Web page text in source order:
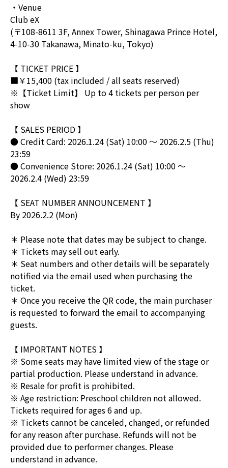
・Venue
Club eX
(〒108-8611 3F, Annex Tower, Shinagawa Prince Hotel,
4-10-30 Takanawa, Minato-ku, Tokyo)
【 TICKET PRICE 】
■￥15,400 (tax included / all seats reserved)
※【Ticket Limit】 Up to 4 tickets per person per
show
【 SALES PERIOD 】
● Credit Card: 2026.1.24 (Sat) 10:00 ～ 2026.2.5 (Thu)
23:59
● Convenience Store: 2026.1.24 (Sat) 10:00 ～
2026.2.4 (Wed) 23:59
【 SEAT NUMBER ANNOUNCEMENT 】
By 2026.2.2 (Mon)
＊ Please note that dates may be subject to change.
＊ Tickets may sell out early.
＊ Seat numbers and other details will be separately
notified via the email used when purchasing the
ticket.
＊ Once you receive the QR code, the main purchaser
is requested to forward the email to accompanying
guests.
【 IMPORTANT NOTES 】
※ Some seats may have limited view of the stage or
partial production. Please understand in advance.
※ Resale for profit is prohibited.
※ Age restriction: Preschool children not allowed.
Tickets required for ages 6 and up.
※ Tickets cannot be canceled, changed, or refunded
for any reason after purchase. Refunds will not be
provided due to performer changes. Please
understand in advance.